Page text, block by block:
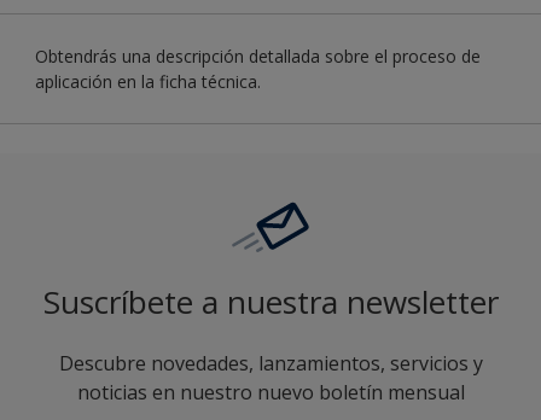
Obtendrás una descripción detallada sobre el proceso de
aplicación en la ficha técnica.
Suscríbete a nuestra newsletter
Descubre novedades, lanzamientos, servicios y
noticias en nuestro nuevo boletín mensual